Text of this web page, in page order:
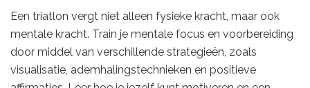
Een triatlon vergt niet alleen fysieke kracht, maar ook
mentale kracht. Train je mentale focus en voorbereiding
door middel van verschillende strategieën, zoals
visualisatie, ademhalingstechnieken en positieve